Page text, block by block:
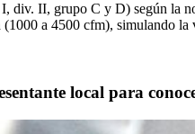
div. II, grupo C y D) según la
a 4500 cfm), simulando
local para